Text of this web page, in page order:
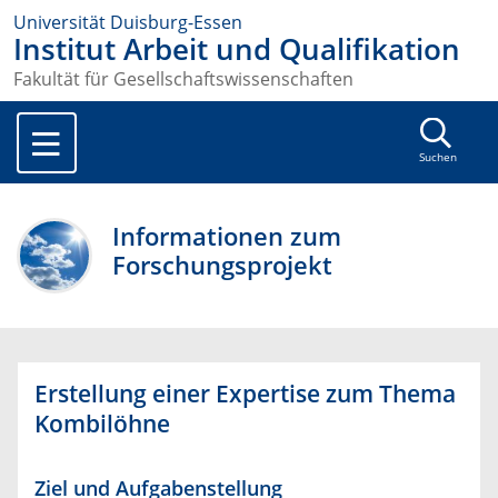
Universität Duisburg-Essen
Institut Arbeit und Qualifikation
Fakultät für Gesellschaftswissenschaften
Suchen
Informationen zum
Forschungsprojekt
Erstellung einer Expertise zum Thema
Kombilöhne
Ziel und Aufgabenstellung